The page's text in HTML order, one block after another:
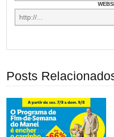
Posts